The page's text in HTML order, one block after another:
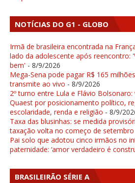
NOTÍCIAS DO G1 - GLOBO
Irmã de brasileira encontrada na
lado da adolescente após reencontro:
bem' - 8/9/2026
Mega-Sena pode pagar R$ 165
transmite ao vivo - 8/9/2026
2º turno entre Lula e Flávio
Quaest por posicionamento político,
escolaridade, renda e religião - 8/9/
Taxa das blusinhas: se medida
taxação volta no começo de setembro
Pai solo que adotou cinco irmãos no
paternidade: ‘amor verdadeiro é
BRASILEIRÃO SÉRIE A